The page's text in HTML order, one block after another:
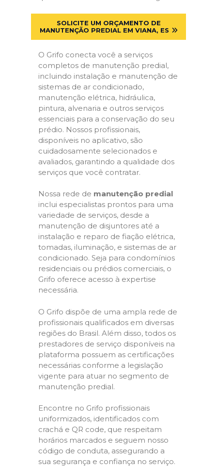
SOLICITE UM ORÇAMENTO DE
MANUTENÇÃO PREDIAL EM VIANA, ES
O Grifo conecta você a serviços
completos de manutenção predial,
incluindo instalação e manutenção de
sistemas de ar condicionado,
manutenção elétrica, hidráulica,
pintura, alvenaria e outros serviços
essenciais para a conservação do seu
prédio. Nossos profissionais,
disponíveis no aplicativo, são
cuidadosamente selecionados e
avaliados, garantindo a qualidade dos
serviços que você contratar.
Nossa rede de manutenção predial
inclui especialistas prontos para uma
variedade de serviços, desde a
manutenção de disjuntores até a
instalação e reparo de fiação elétrica,
tomadas, iluminação, e sistemas de ar
condicionado. Seja para condomínios
residenciais ou prédios comerciais, o
Grifo oferece acesso à expertise
necessária.
O Grifo dispõe de uma ampla rede de
profissionais qualificados em diversas
regiões do Brasil. Além disso, todos os
prestadores de serviço disponíveis na
plataforma possuem as certificações
necessárias conforme a legislação
vigente para atuar no segmento de
manutenção predial.
Encontre no Grifo profissionais
uniformizados, identificados com
crachá e QR code, que respeitam
horários marcados e seguem nosso
código de conduta, assegurando a
sua segurança e confiança no serviço.